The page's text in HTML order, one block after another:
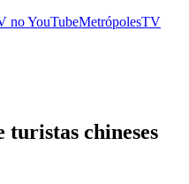
noYouTubeMetrópolesTV
turistas chineses